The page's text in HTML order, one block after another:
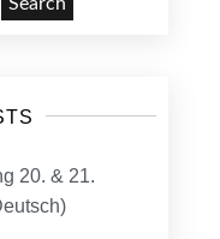
20. & 21.